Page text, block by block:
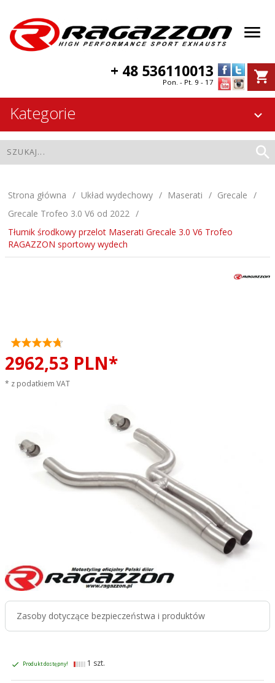
+ 48 536110013
Pon. - Pt. 9 - 17
Kategorie
Strona główna Układ wydechowy Maserati
Grecale
Grecale Trofeo 3.0 V6 od 2022
Tłumik środkowy przelot Maserati Grecale 3.0 V6 Trofeo
RAGAZZON sportowy wydech
2962,53 PLN*
* z podatkiem VAT
Zasoby dotyczące bezpieczeństwa i produktów
Produkt dostępny! 1 szt.